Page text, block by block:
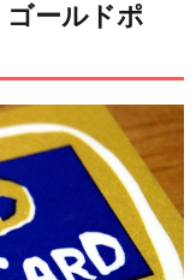
ールドポ